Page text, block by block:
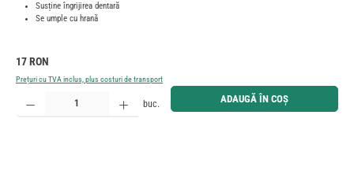
Susține îngrijirea dentară
Se umple cu hrană
Preț obișnuit:
17 RON
Prețuri cu TVA inclus, plus costuri de transport
Cantitate produs: Introduceți cantitatea dorită sau utilizați butoanele pentru a mări sau micșora
buc. ADAUGĂ ÎN COȘ